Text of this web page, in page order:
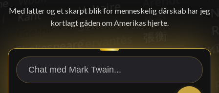
Med latter og et skarpt blik for menneskelig dårskab har jeg
kortlagt gåden om Amerikas hjerte.